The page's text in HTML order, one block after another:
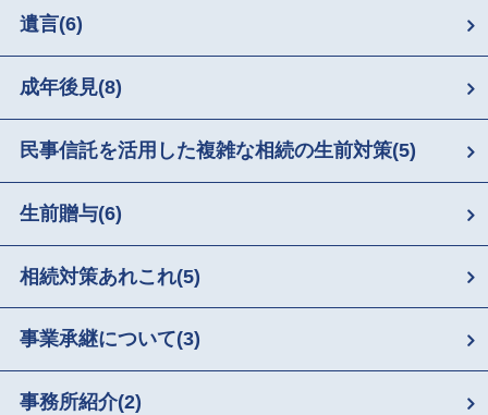
遺言(6)
成年後見(8)
民事信託を活用した複雑な相続の生前対策(5)
生前贈与(6)
相続対策あれこれ(5)
事業承継について(3)
事務所紹介(2)